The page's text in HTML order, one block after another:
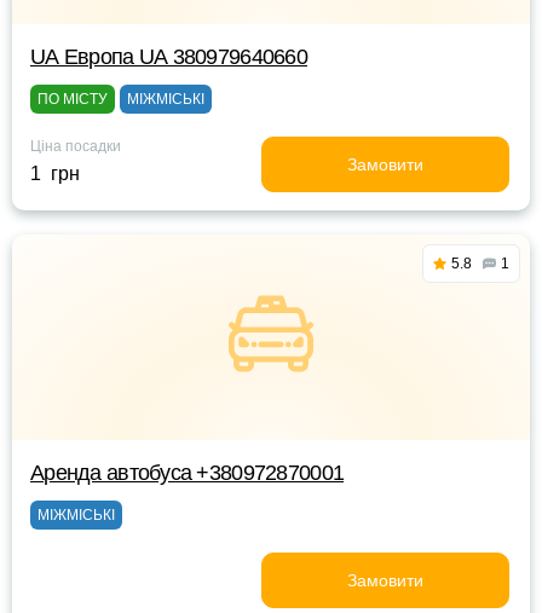
UА Европа UА 380979640660
ПО МІСТУ МІЖМІСЬКІ
Ціна посадки
1 грн Замовити
5.8 1
Аренда автобуса +380972870001
МІЖМІСЬКІ
Замовити